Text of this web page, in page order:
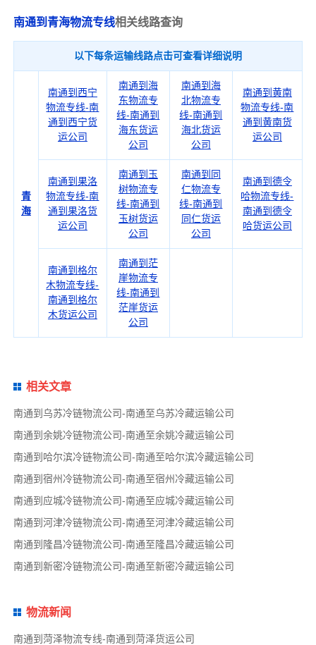
南通到青海物流专线相关线路查询
以下每条运输线路点击可查看详细说明
青
海
南通到西宁
物流专线-南
通到西宁货
运公司
南通到海
东物流专
线-南通到
海东货运
公司
南通到海
北物流专
线-南通到
海北货运
公司
南通到黄南
物流专线-南
通到黄南货
运公司
南通到果洛
物流专线-南
通到果洛货
运公司
南通到玉
树物流专
线-南通到
玉树货运
公司
南通到同
仁物流专
线-南通到
同仁货运
公司
南通到德令
哈物流专线-
南通到德令
哈货运公司
南通到格尔
木物流专线-
南通到格尔
木货运公司
南通到茫
崖物流专
线-南通到
茫崖货运
公司
相关文章
南通到乌苏冷链物流公司-南通至乌苏冷藏运输公司
南通到余姚冷链物流公司-南通至余姚冷藏运输公司
南通到哈尔滨冷链物流公司-南通至哈尔滨冷藏运输公司
南通到宿州冷链物流公司-南通至宿州冷藏运输公司
南通到应城冷链物流公司-南通至应城冷藏运输公司
南通到河津冷链物流公司-南通至河津冷藏运输公司
南通到隆昌冷链物流公司-南通至隆昌冷藏运输公司
南通到新密冷链物流公司-南通至新密冷藏运输公司
物流新闻
南通到菏泽物流专线-南通到菏泽货运公司